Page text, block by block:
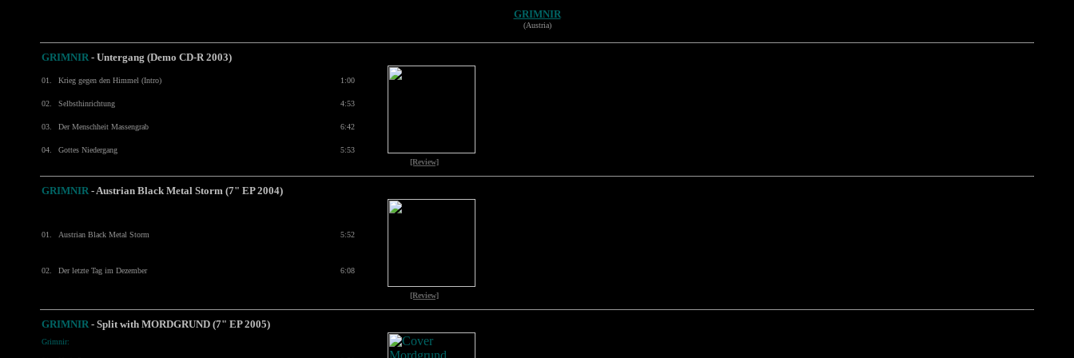
GRIMNIR
(Austria)
GRIMNIR- Untergang (Demo CD-R 2003)
[Review]
01. Krieg gegen den Himmel (Intro) 1:00
02. Selbsthinrichtung 4:53
03. Der Menschheit Massengrab 6:42
04. Gottes Niedergang 5:53
GRIMNIR- Austrian Black Metal Storm (7" EP 2004)
[Review]
01. Austrian Black Metal Storm 5:52
02. Der letzte Tag im Dezember 6:08
GRIMNIR- Split with MORDGRUND (7" EP 2005)
Grimnir: